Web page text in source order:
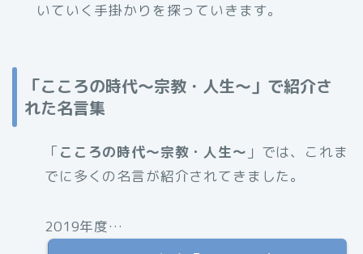
いていく手掛かりを探っていきます。
「こころの時代〜宗教・人生〜」で紹介さ
れた名言集
「こころの時代〜宗教・人生〜 」では、これま
でに多くの名言が紹介されてきました。
2019年度…